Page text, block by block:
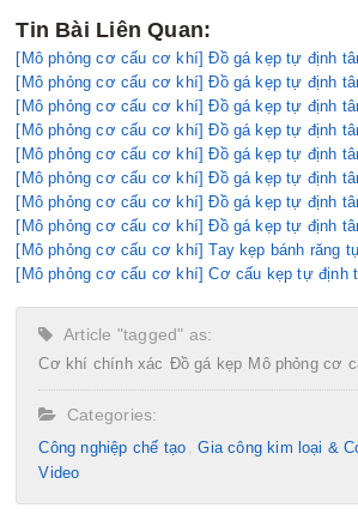
Tin Bài Liên Quan:
[Mô phỏng cơ cấu cơ khí] Đồ gá kẹp tự định
[Mô phỏng cơ cấu cơ khí] Đồ gá kẹp tự định
[Mô phỏng cơ cấu cơ khí] Đồ gá kẹp tự định
[Mô phỏng cơ cấu cơ khí] Đồ gá kẹp tự định
[Mô phỏng cơ cấu cơ khí] Đồ gá kẹp tự định
[Mô phỏng cơ cấu cơ khí] Đồ gá kẹp tự định
[Mô phỏng cơ cấu cơ khí] Đồ gá kẹp tự định
[Mô phỏng cơ cấu cơ khí] Đồ gá kẹp tự định
[Mô phỏng cơ cấu cơ khí] Tay kẹp bánh răng
[Mô phỏng cơ cấu cơ khí] Cơ cấu kẹp tự định
Article "tagged" as:
Cơ khí chính xác Đồ gá kẹp Mô phỏng cơ
Categories:
Công nghiệp chế tạo​
Gia công kim loại &
Video